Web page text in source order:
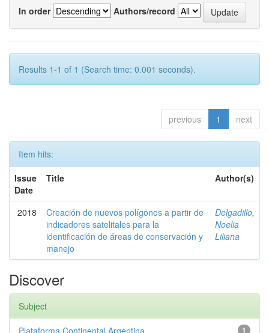
In order
Authors/record
Results 1-1 of 1 (Search time: 0.001 seconds).
previous 1 next
Item hits:
Issue
Date
Title Author(s)
2018
Creación de nuevos polígonos a partir de
indicadores satelitales para la
identificación de áreas de conservación y
manejo
Delgadillo,
Noelia
Liliana
Discover
Subject
1
Plataforma Continental Argentina